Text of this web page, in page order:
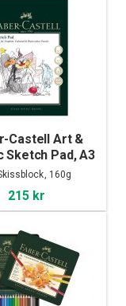
Castell Art &
Sketch Pad, A3
160g
215 kr